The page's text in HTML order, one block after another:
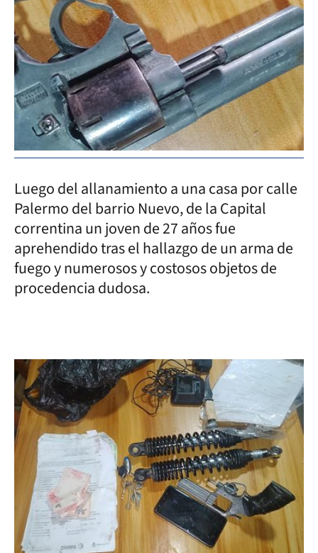
Luego del allanamiento a una casa por calle
Palermo del barrio Nuevo, de la Capital
correntina un joven de 27 años fue
aprehendido tras el hallazgo de un arma de
fuego y numerosos y costosos objetos de
procedencia dudosa.